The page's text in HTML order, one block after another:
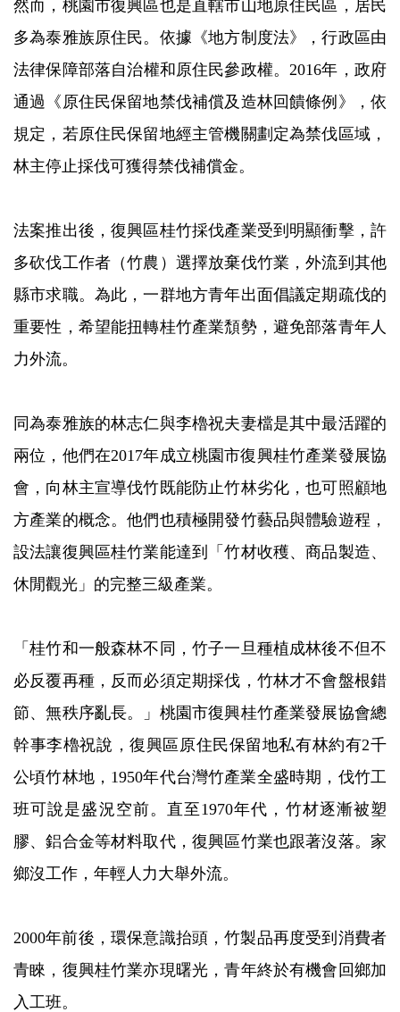
然而，桃園市復興區也是直轄市山地原住民區，居民
多為泰雅族原住民。依據《地方制度法》，行政區由
法律保障部落自治權和原住民參政權。2016年，政府
通過《原住民保留地禁伐補償及造林回饋條例》，依
規定，若原住民保留地經主管機關劃定為禁伐區域，
林主停止採伐可獲得禁伐補償金。
法案推出後，復興區桂竹採伐產業受到明顯衝擊，許
多砍伐工作者（竹農）選擇放棄伐竹業，外流到其他
縣市求職。為此，一群地方青年出面倡議定期疏伐的
重要性，希望能扭轉桂竹產業頹勢，避免部落青年人
力外流。
同為泰雅族的林志仁與李櫓祝夫妻檔是其中最活躍的
兩位，他們在2017年成立桃園市復興桂竹產業發展協
會，向林主宣導伐竹既能防止竹林劣化，也可照顧地
方產業的概念。他們也積極開發竹藝品與體驗遊程，
設法讓復興區桂竹業能達到「竹材收穫、商品製造、
休閒觀光」的完整三級產業。
「桂竹和一般森林不同，竹子一旦種植成林後不但不
必反覆再種，反而必須定期採伐，竹林才不會盤根錯
節、無秩序亂長。」桃園市復興桂竹產業發展協會總
幹事李櫓祝說，復興區原住民保留地私有林約有2千
公頃竹林地，1950年代台灣竹產業全盛時期，伐竹工
班可說是盛況空前。直至1970年代，竹材逐漸被塑
膠、鋁合金等材料取代，復興區竹業也跟著沒落。家
鄉沒工作，年輕人力大舉外流。
2000年前後，環保意識抬頭，竹製品再度受到消費者
青睞，復興桂竹業亦現曙光，青年終於有機會回鄉加
入工班。